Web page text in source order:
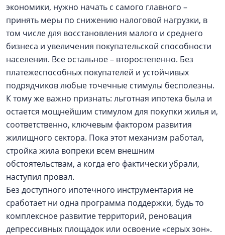
экономики, нужно начать с самого главного –
принять меры по снижению налоговой нагрузки, в
том числе для восстановления малого и среднего
бизнеса и увеличения покупательской способности
населения. Все остальное – второстепенно. Без
платежеспособных покупателей и устойчивых
подрядчиков любые точечные стимулы бесполезны.
К тому же важно признать: льготная ипотека была и
остается мощнейшим стимулом для покупки жилья и,
соответственно, ключевым фактором развития
жилищного сектора. Пока этот механизм работал,
стройка жила вопреки всем внешним
обстоятельствам, а когда его фактически убрали,
наступил провал.
Без доступного ипотечного инструментария не
сработает ни одна программа поддержки, будь то
комплексное развитие территорий, реновация
депрессивных площадок или освоение «серых зон».